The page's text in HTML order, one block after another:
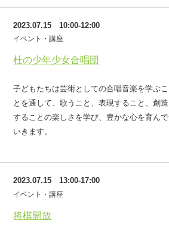
杜の少年少女合唱団
2023.07.15 10:00-12:00
イベント・講座
子どもたちは芸術としての合唱音楽を学ぶこ
とを通して、歌うこと、表現すること、創造
することの楽しさを学び、豊かな心を育んで
いきます。
将棋開放
2023.07.15 13:00-17:00
イベント・講座